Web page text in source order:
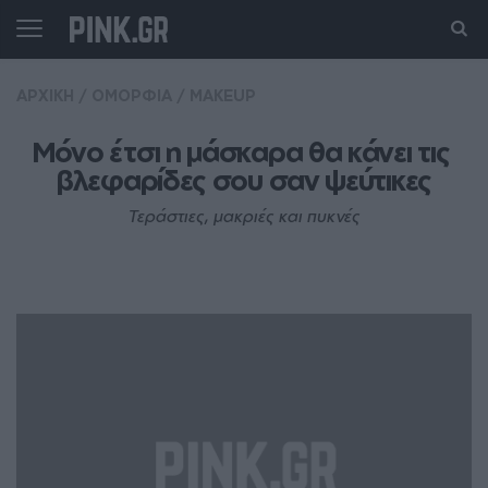
Μόνο έτσι η μάσκαρα θα κάνει τις
βλεφαρίδες σου σαν ψεύτικες
Τεράστιες, μακριές και πυκνές